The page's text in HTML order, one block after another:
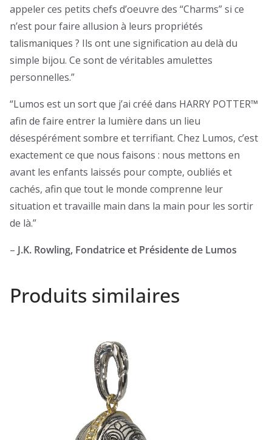
appeler ces petits chefs d’oeuvre des “Charms” si ce
n’est pour faire allusion à leurs propriétés
talismaniques ? Ils ont une signification au delà du
simple bijou. Ce sont de véritables amulettes
personnelles.”
“Lumos est un sort que j’ai créé dans HARRY POTTER™
afin de faire entrer la lumière dans un lieu
désespérément sombre et terrifiant. Chez Lumos, c’est
exactement ce que nous faisons : nous mettons en
avant les enfants laissés pour compte, oubliés et
cachés, afin que tout le monde comprenne leur
situation et travaille main dans la main pour les sortir
de là.”
– J.K. Rowling, Fondatrice et Présidente de Lumos
Produits similaires